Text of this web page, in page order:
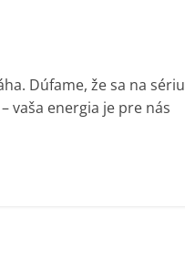
Dúfame, že sa na sériu
vaša energia je pre nás